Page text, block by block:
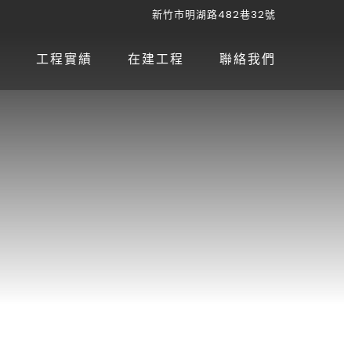
新竹市明湖路482巷32號
工程實績 在建工程 聯絡我們